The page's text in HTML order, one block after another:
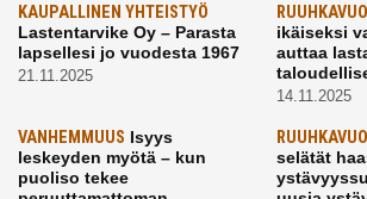
KAUPALLINEN YHTEISTYÖ
Lastentarvike Oy – Parasta
lapsellesi jo vuodesta 1967
21.11.2025
ikäiseksi
auttaa
14.11.2025
VANHEMMUUS Isyys
leskeyden myötä – kun
puoliso tekee
selätät